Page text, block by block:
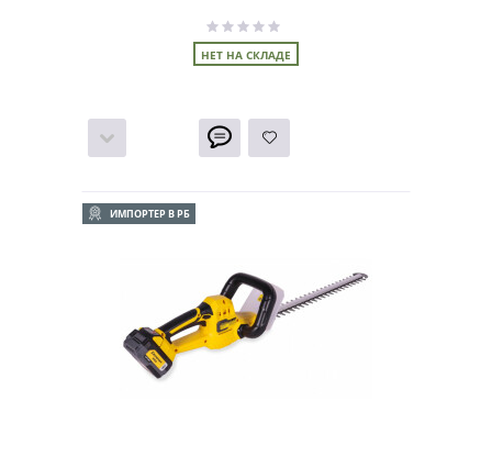
НЕТ НА СКЛАДЕ
ИМПОРТЕР В РБ